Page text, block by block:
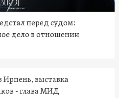
перед судом:
дело в отношении
Ирпень, выставка
- глава МИД